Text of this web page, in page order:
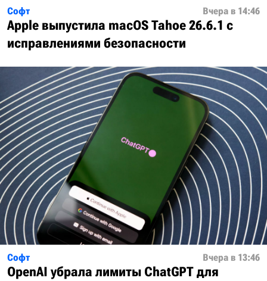
Софт Вчера в 14:46
Apple выпустила macOS Tahoe 26.6.1 с
исправлениями безопасности
Софт Вчера в 13:46
OpenAI убрала лимиты ChatGPT для